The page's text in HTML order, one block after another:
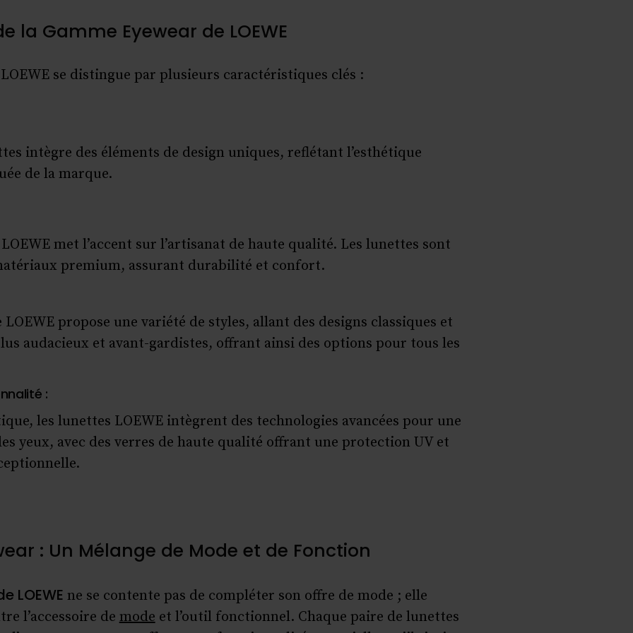
la Gamme Eyewear de LOEWE
se distingue par plusieurs caractéristiques clés :
intègre des éléments de design uniques, reflétant l’esthétique
de la marque.
met l’accent sur l’artisanat de haute qualité. Les lunettes sont
premium, assurant durabilité et confort.
LOEWE propose une variété de styles, allant des designs classiques et
audacieux et avant-gardistes, offrant ainsi des options pour tous les
:
les lunettes LOEWE intègrent des technologies avancées pour une
yeux, avec des verres de haute qualité offrant une protection UV et
: Un Mélange de Mode et de Fonction
LOEWE ne se contente pas de compléter son offre de mode ; elle
l’accessoire de mode et l’outil fonctionnel. Chaque paire de lunettes